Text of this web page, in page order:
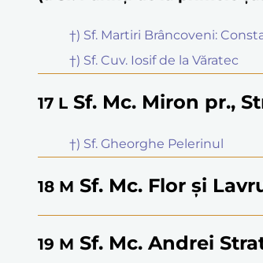
†) Sf. Martiri Brâncoveni:
†) Sf. Cuv. Iosif de la Văratec
17 L Sf. Mc. Miron pr.,
†) Sf. Gheorghe Pelerinul
18 M Sf. Mc. Flor și
19 M Sf. Mc. Andrei